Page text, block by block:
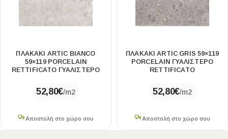
ΠΛΑΚΆΚΙ ARTIC BIANCO
59×119 PORCELAIN
RETTIFICATO ΓΥΑΛΙΣΤΕΡΌ
52,80€/m2
Αποστολή στο χώρο σου
ΠΛΑΚΆΚΙ ARTIC GRIS 59×119
PORCELAIN ΓΥΑΛΙΣΤΕΡΌ
RETTIFICATO
52,80€/m2
Αποστολή στο χώρο σου